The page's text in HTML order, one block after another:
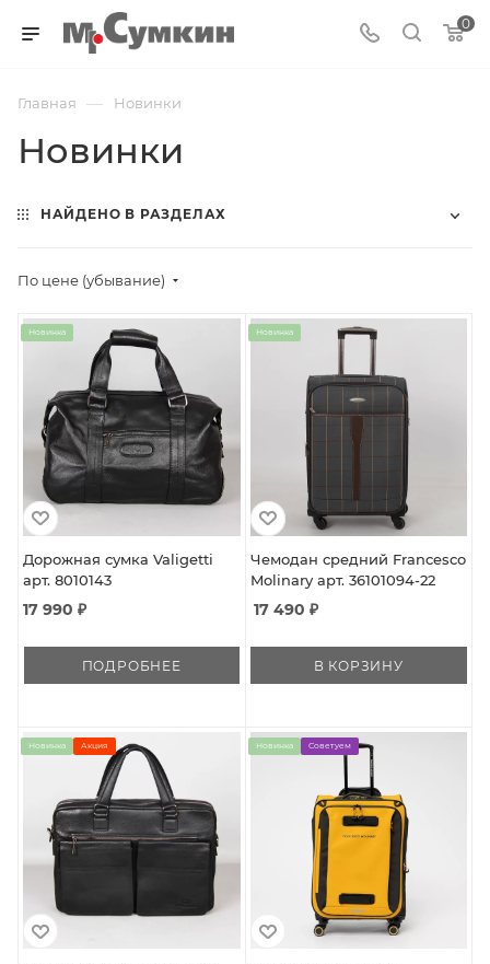
0
Главная — Новинки
Новинки
НАЙДЕНО В РАЗДЕЛАХ
По цене (убывание)
Новинка
Дорожная сумка Valigetti
арт. 8010143
17 990 ₽
ПОДРОБНЕЕ
Новинка
Чемодан средний Francesco
Molinary арт. 36101094-22
17 490 ₽
В КОРЗИНУ
Новинка Акция Новинка Советуем